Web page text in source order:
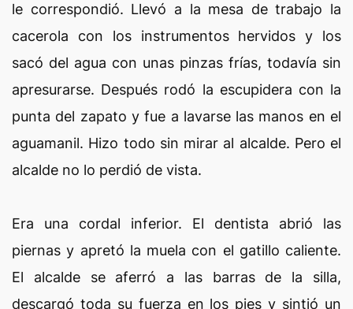
le correspondió. Llevó a la mesa de trabajo la
cacerola con los instrumentos hervidos y los
sacó del agua con unas pinzas frías, todavía sin
apresurarse. Después rodó la escupidera con la
punta del zapato y fue a lavarse las manos en el
aguamanil. Hizo todo sin mirar al alcalde. Pero el
alcalde no lo perdió de vista.
Era una cordal inferior. El dentista abrió las
piernas y apretó la muela con el gatillo caliente.
El alcalde se aferró a las barras de la silla,
descargó toda su fuerza en los pies y sintió un